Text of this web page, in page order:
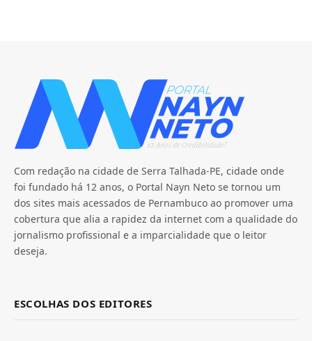
Com redação na cidade de Serra Talhada-PE, cidade onde
foi fundado há 12 anos, o Portal Nayn Neto se tornou um
dos sites mais acessados de Pernambuco ao promover uma
cobertura que alia a rapidez da internet com a qualidade do
jornalismo profissional e a imparcialidade que o leitor
deseja.
ESCOLHAS DOS EDITORES